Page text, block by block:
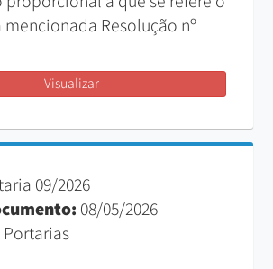
mencionada Resolução nº
Visualizar
09/2026
08/05/2026
Portarias